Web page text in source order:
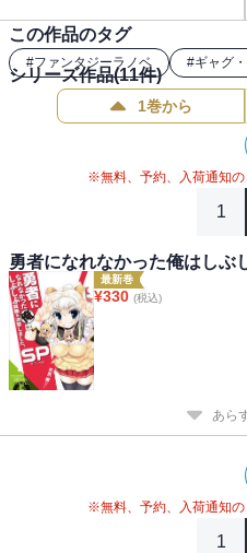
この作品のタグ
#ファンタジーラノベ #ギャグ
シリーズ作品(11件)
1巻から
※無料、予約、入荷通知の
1
勇者になれなかった俺はしぶ
最新巻
¥330 (税込)
あら
※無料、予約、入荷通知の
1